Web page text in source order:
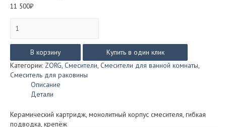
11 500₽
товара
ANTIC
для
умывальника
В корзину
Купить в один клик
Категории: ZORG, Смесители, Смесители для ванной комнаты,
Смеситель для раковины
Описание
Детали
Керамический картридж, монолитный корпус смесителя, гибкая
подводка, крепёж